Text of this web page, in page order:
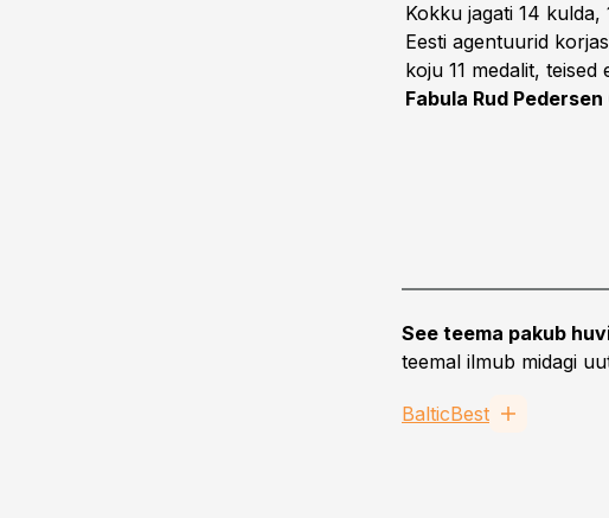
Kokku jagati 14
Eesti agentuurid
koju 11 medalit,
Fabula Rud Pedersen
See teema pakub
teemal ilmub midagi
BalticBest